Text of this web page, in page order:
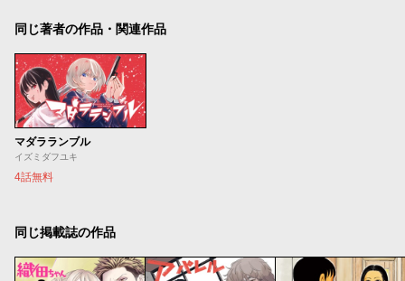
同じ著者の作品・関連作品
マダラランブル
イズミダフユキ
4話無料
同じ掲載誌の作品